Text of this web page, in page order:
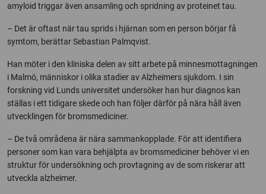
amyloid triggar även ansamling och spridning av proteinet tau.
– Det är oftast när tau sprids i hjärnan som en person börjar få
symtom, berättar Sebastian Palmqvist.
Han möter i den kliniska delen av sitt arbete på minnesmottagningen
i Malmö, människor i olika stadier av Alzheimers sjukdom. I sin
forskning vid Lunds universitet undersöker han hur diagnos kan
ställas i ett tidigare skede och han följer därför på nära håll även
utvecklingen för bromsmediciner.
– De två områdena är nära sammankopplade. För att identifiera
personer som kan vara behjälpta av bromsmediciner behöver vi en
struktur för undersökning och provtagning av de som riskerar att
utveckla alzheimer.